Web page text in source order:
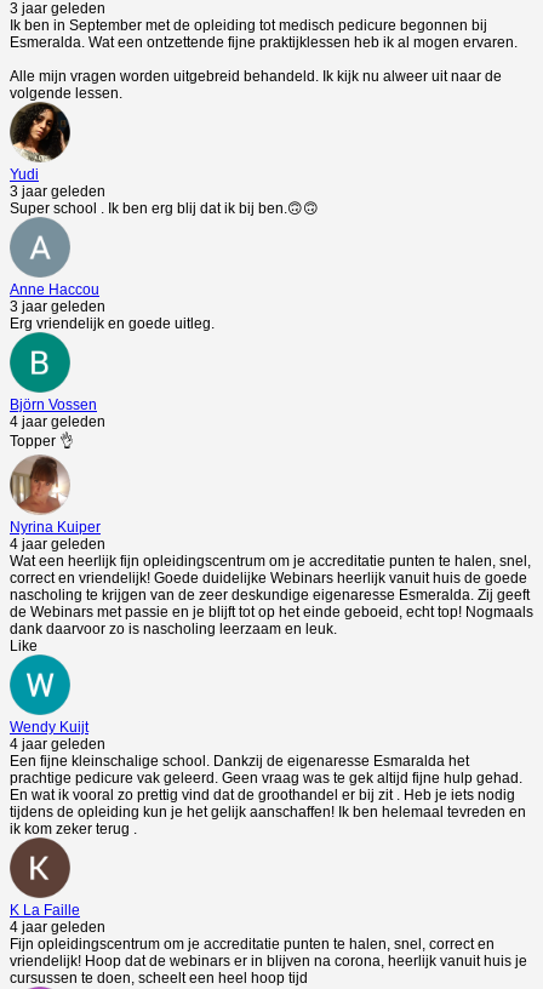
3 jaar geleden
Ik ben in September met de opleiding tot medisch pedicure begonnen bij
Esmeralda. Wat een ontzettende fijne praktijklessen heb ik al mogen ervaren.
Alle mijn vragen worden uitgebreid behandeld. Ik kijk nu alweer uit naar de
volgende lessen.
Yudi
3 jaar geleden
Super school . Ik ben erg blij dat ik bij ben.🙃🙃
Anne Haccou
3 jaar geleden
Erg vriendelijk en goede uitleg.
Björn Vossen
4 jaar geleden
Topper 👌
Nyrina Kuiper
4 jaar geleden
Wat een heerlijk fijn opleidingscentrum om je accreditatie punten te halen, snel,
correct en vriendelijk! Goede duidelijke Webinars heerlijk vanuit huis de goede
nascholing te krijgen van de zeer deskundige eigenaresse Esmeralda. Zij geeft
de Webinars met passie en je blijft tot op het einde geboeid, echt top! Nogmaals
dank daarvoor zo is nascholing leerzaam en leuk.
Like
Wendy Kuijt
4 jaar geleden
Een fijne kleinschalige school. Dankzij de eigenaresse Esmaralda het
prachtige pedicure vak geleerd. Geen vraag was te gek altijd fijne hulp gehad.
En wat ik vooral zo prettig vind dat de groothandel er bij zit . Heb je iets nodig
tijdens de opleiding kun je het gelijk aanschaffen! Ik ben helemaal tevreden en
ik kom zeker terug .
K La Faille
4 jaar geleden
Fijn opleidingscentrum om je accreditatie punten te halen, snel, correct en
vriendelijk! Hoop dat de webinars er in blijven na corona, heerlijk vanuit huis je
cursussen te doen, scheelt een heel hoop tijd